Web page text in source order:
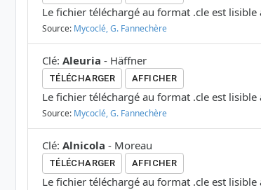
Le fichier téléchargé au format .cle est lisible
Source: Mycoclé, G. Fannechère
Clé: Aleuria - Häffner
TÉLÉCHARGER AFFICHER
Le fichier téléchargé au format .cle est lisible
Source: Mycoclé, G. Fannechère
Clé: Alnicola - Moreau
TÉLÉCHARGER AFFICHER
Le fichier téléchargé au format .cle est lisible